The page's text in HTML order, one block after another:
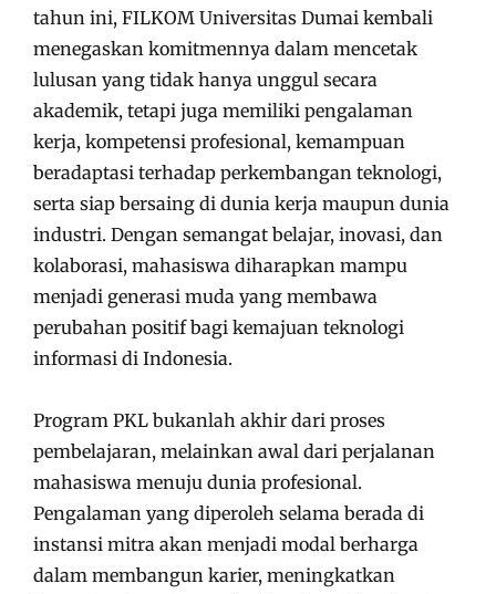
tahun ini, FILKOM Universitas Dumai kembali
menegaskan komitmennya dalam mencetak
lulusan yang tidak hanya unggul secara
akademik, tetapi juga memiliki pengalaman
kerja, kompetensi profesional, kemampuan
beradaptasi terhadap perkembangan teknologi,
serta siap bersaing di dunia kerja maupun dunia
industri. Dengan semangat belajar, inovasi, dan
kolaborasi, mahasiswa diharapkan mampu
menjadi generasi muda yang membawa
perubahan positif bagi kemajuan teknologi
informasi di Indonesia.
Program PKL bukanlah akhir dari proses
pembelajaran, melainkan awal dari perjalanan
mahasiswa menuju dunia profesional.
Pengalaman yang diperoleh selama berada di
instansi mitra akan menjadi modal berharga
dalam membangun karier, meningkatkan